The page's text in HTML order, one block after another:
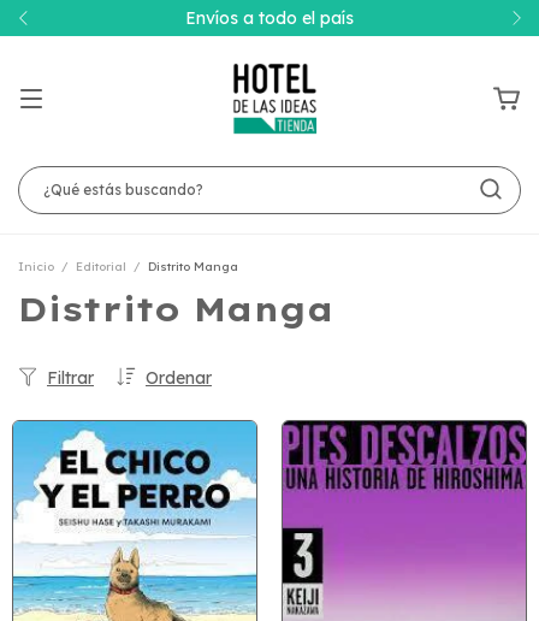
Envíos a todo el país
Inicio / Editorial / Distrito Manga
Distrito Manga
Ordenar
Filtrar